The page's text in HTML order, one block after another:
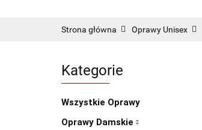
Strona główna Oprawy Unisex
Kategorie
Wszystkie Oprawy
Oprawy Damskie